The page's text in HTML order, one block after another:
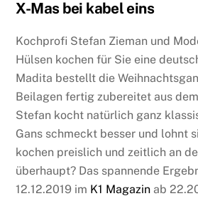
X-Mas bei kabel eins
Kochprofi Stefan Zieman und
Hülsen kochen für Sie eine
Madita bestellt die
Beilagen fertig zubereitet aus
Stefan kocht natürlich ganz
Gans schmeckt besser und lohnt
kochen preislich und zeitlich an
überhaupt? Das spannende
12.12.2019 im K1 Magazin ab